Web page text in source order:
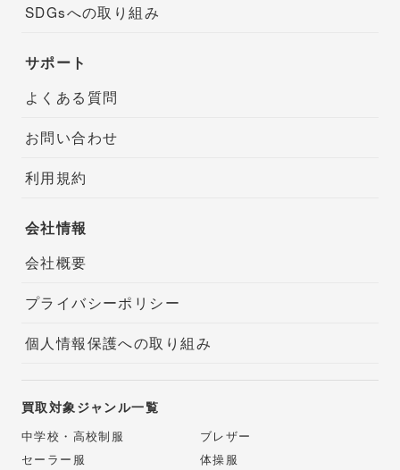
SDGsへの取り組み
サポート
よくある質問
お問い合わせ
利用規約
会社情報
会社概要
プライバシーポリシー
個人情報保護への取り組み
買取対象ジャンル一覧
中学校・高校制服
ブレザー
セーラー服
体操服